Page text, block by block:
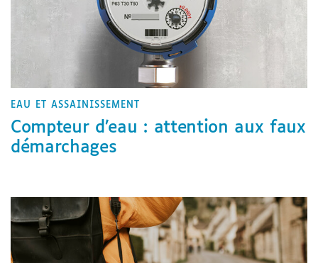
EAU ET ASSAINISSEMENT
Compteur d’eau : attention aux faux
démarchages